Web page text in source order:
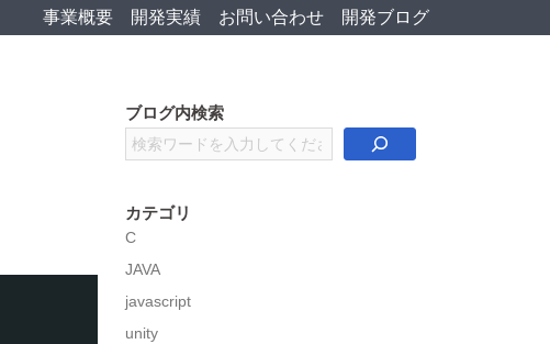
事業概要 開発実績 お問い合わせ 開発ブログ
ブログ内検索
検
索
カテゴリ
C
JAVA
javascript
unity